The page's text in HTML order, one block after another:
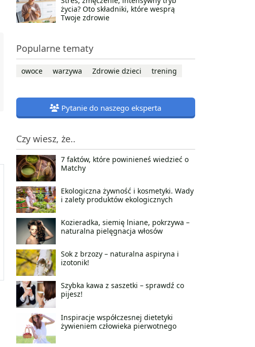
życia? Oto składniki, które wesprą
Twoje zdrowie
Popularne tematy
owoce warzywa Zdrowie dzieci trening
Pytanie do naszego eksperta
Czy wiesz, że..
7 faktów, które powinieneś wiedzieć o
Matchy
Ekologiczna żywność i kosmetyki. Wady
i zalety produktów ekologicznych
Kozieradka, siemię lniane, pokrzywa –
naturalna pielęgnacja włosów
Sok z brzozy – naturalna aspiryna i
izotonik!
Szybka kawa z saszetki – sprawdź co
pijesz!
Inspiracje współczesnej dietetyki
żywieniem człowieka pierwotnego